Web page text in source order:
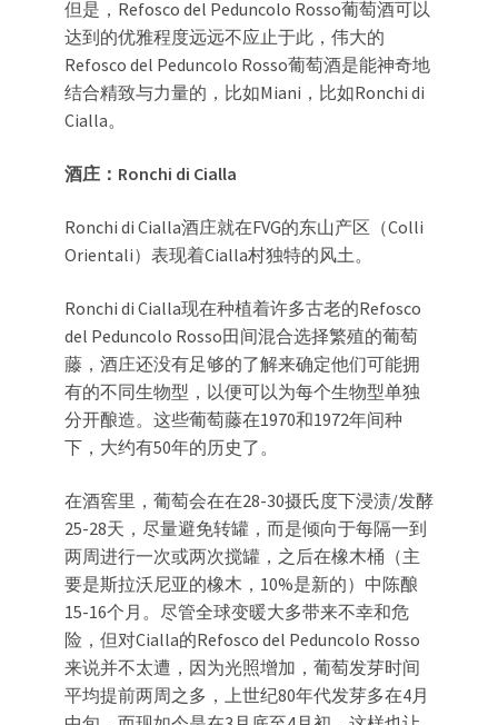
但是，Refosco del Peduncolo Rosso葡萄酒可以
达到的优雅程度远远不应止于此，伟大的
Refosco del Peduncolo Rosso葡萄酒是能神奇地
结合精致与力量的，比如Miani，比如Ronchi di
Cialla。
酒庄：Ronchi di Cialla
Ronchi di Cialla酒庄就在FVG的东山产区（Colli
Orientali）表现着Cialla村独特的风土。
Ronchi di Cialla现在种植着许多古老的Refosco
del Peduncolo Rosso田间混合选择繁殖的葡萄
藤，酒庄还没有足够的了解来确定他们可能拥
有的不同生物型，以便可以为每个生物型单独
分开酿造。这些葡萄藤在1970和1972年间种
下，大约有50年的历史了。
在酒窖里，葡萄会在在28-30摄氏度下浸渍/发酵
25-28天，尽量避免转罐，而是倾向于每隔一到
两周进行一次或两次搅罐，之后在橡木桶（主
要是斯拉沃尼亚的橡木，10%是新的）中陈酿
15-16个月。尽管全球变暖大多带来不幸和危
险，但对Cialla的Refosco del Peduncolo Rosso
来说并不太遭，因为光照增加，葡萄发芽时间
平均提前两周之多，上世纪80年代发芽多在4月